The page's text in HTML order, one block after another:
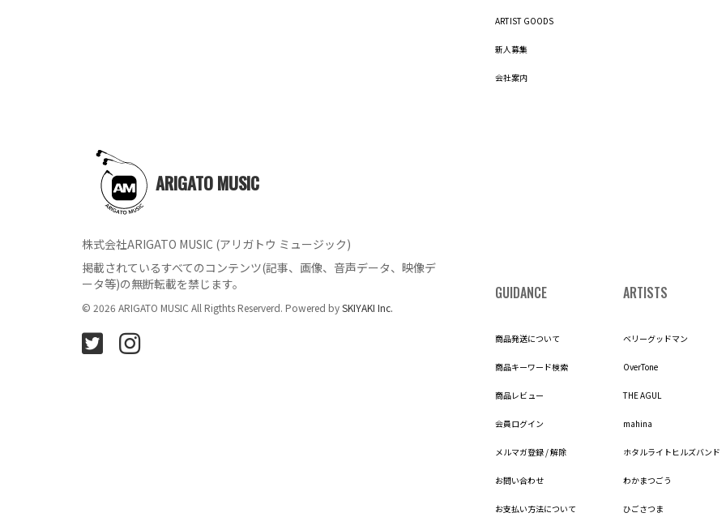
ARIGATO MUSIC
株式会社ARIGATO MUSIC (アリガトウ ミュージック)
掲載されているすべてのコンテンツ(記事、画像、音声データ、映像デ
ータ等)の無断転載を禁じます。
© 2026 ARIGATO MUSIC All Rigthts Reserverd. Powered bySKIYAKI Inc.
ARTIST GOODS
新人募集
会社案内
GUIDANCE
商品発送について
商品キーワード検索
商品レビュー
会員ログイン
メルマガ登録 / 解除
お問い合わせ
お支払い方法について
ARTISTS
ベリーグッドマン
OverTone
THE AGUL
mahina
ホタルライトヒルズバンド
わかまつごう
ひごさつま